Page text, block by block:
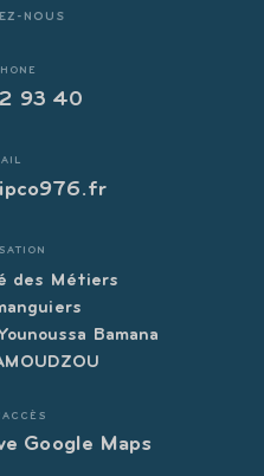
NOUS
93 40
des Métiers
Bamana
Google Maps